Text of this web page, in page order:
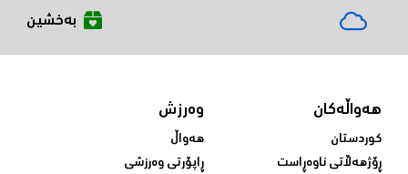
بەخشین
هەواڵەکان
کوردستان
ڕۆژهەڵاتی ناوەڕاست
وەرزش
هەواڵ
ڕاپۆرتی وەرزشی